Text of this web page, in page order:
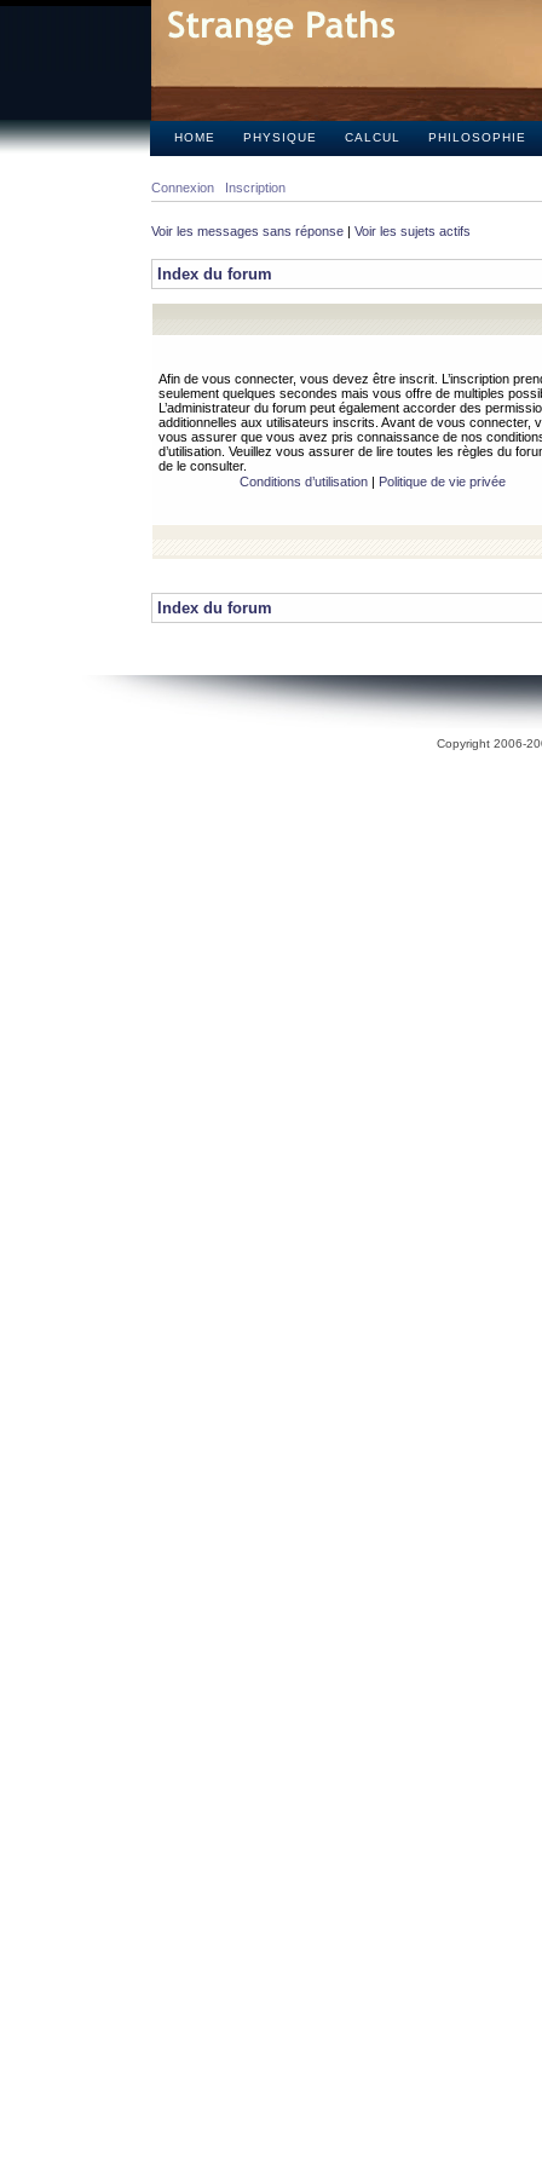
HOME PHYSIQUE CALCUL PHILOSOPHIE
Connexion Inscription
Voir les messages sans réponse | Voir les sujets actifs
Index du forum
Afin de vous connecter, vous devez être inscrit. L’inscription
seulement quelques secondes mais vous offre de multiples
L’administrateur du forum peut également accorder des
additionnelles aux utilisateurs inscrits. Avant de vous connecter,
vous assurer que vous avez pris connaissance de nos
d’utilisation. Veuillez vous assurer de lire toutes les règles du
de le consulter.
Conditions d’utilisation| Politique de vie privée
Index du forum
Copyright 2006-